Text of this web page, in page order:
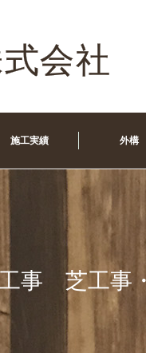
施工実績 外構
事 芝工事